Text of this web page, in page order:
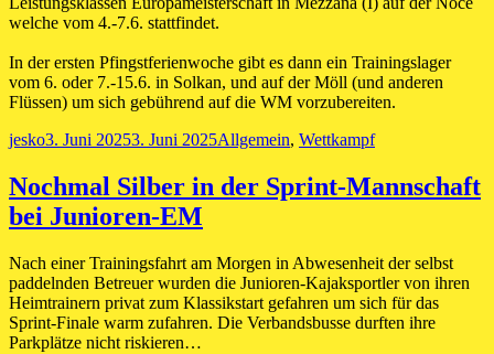
welche vom 4.-7.6. stattfindet.
In der ersten Pfingstferienwoche gibt es dann ein Trainingslager
vom 6. oder 7.-15.6. in Solkan, und auf der Möll (und anderen
Flüssen) um sich gebührend auf die WM vorzubereiten.
Autor
jeskoVeröffentlicht
3. Juni 20253. Juni 2025Kategorien
Allgemein, Wettkampf
Nochmal Silber in der Sprint-Mannschaft
bei Junioren-EM
Nach einer Trainingsfahrt am Morgen in Abwesenheit der selbst
paddelnden Betreuer wurden die Junioren-Kajaksportler von ihren
Heimtrainern privat zum Klassikstart gefahren um sich für das
Sprint-Finale warm zufahren. Die Verbandsbusse durften ihre
Parkplätze nicht riskieren…